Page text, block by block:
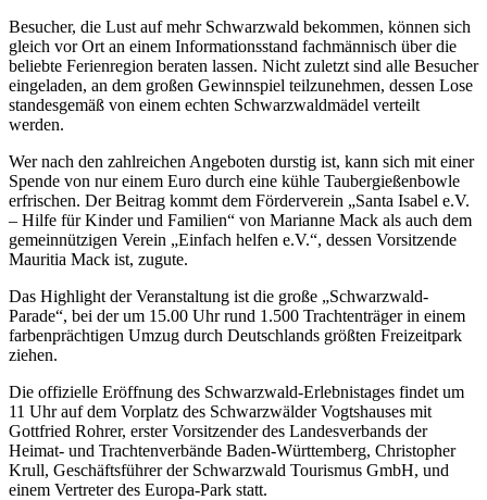
Besucher, die Lust auf mehr Schwarzwald bekommen, können sich
gleich vor Ort an einem Informationsstand fachmännisch über die
beliebte Ferienregion beraten lassen. Nicht zuletzt sind alle Besucher
eingeladen, an dem großen Gewinnspiel teilzunehmen, dessen Lose
standesgemäß von einem echten Schwarzwaldmädel verteilt
werden.
Wer nach den zahlreichen Angeboten durstig ist, kann sich mit einer
Spende von nur einem Euro durch eine kühle Taubergießenbowle
erfrischen. Der Beitrag kommt dem Förderverein „Santa Isabel e.V.
– Hilfe für Kinder und Familien“ von Marianne Mack als auch dem
gemeinnützigen Verein „Einfach helfen e.V.“, dessen Vorsitzende
Mauritia Mack ist, zugute.
Das Highlight der Veranstaltung ist die große „Schwarzwald-
Parade“, bei der um 15.00 Uhr rund 1.500 Trachtenträger in einem
farbenprächtigen Umzug durch Deutschlands größten Freizeitpark
ziehen.
Die offizielle Eröffnung des Schwarzwald-Erlebnistages findet um
11 Uhr auf dem Vorplatz des Schwarzwälder Vogtshauses mit
Gottfried Rohrer, erster Vorsitzender des Landesverbands der
Heimat- und Trachtenverbände Baden-Württemberg, Christopher
Krull, Geschäftsführer der Schwarzwald Tourismus GmbH, und
einem Vertreter des Europa-Park statt.